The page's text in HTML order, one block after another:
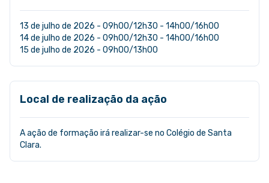
13 de julho de 2026 - 09h00/12h30 - 14h00/16h00
14 de julho de 2026 - 09h00/12h30 - 14h00/16h00
15 de julho de 2026 - 09h00/13h00
Local de realização da ação
A ação de formação irá realizar-se no Colégio de Santa
Clara.